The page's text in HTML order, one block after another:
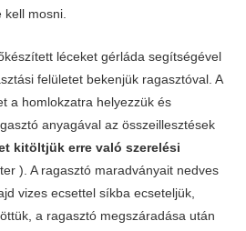
kell mosni.
léceket gérláda segítségével
felületet bekenjük ragasztóval. A
a homlokzatra helyezzük és
anyagával az összeillesztések
kitöltjük erre való szerelési
). A ragasztó maradványait nedves
vizes ecsettel síkba ecseteljük,
a ragasztó megszáradása után